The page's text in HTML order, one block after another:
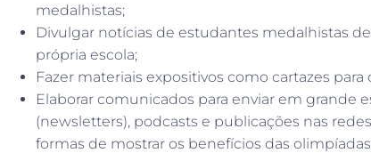
medalhistas;
Divulgar notícias de estudantes medalhistas
própria escola;
Fazer materiais expositivos como cartazes
Elaborar comunicados para enviar em grande
(newsletters), podcasts e publicações nas
formas de mostrar os benefícios das